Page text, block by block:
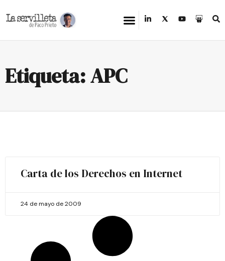
Etiqueta: APC
Carta de los Derechos en Internet
24 de mayo de 2009